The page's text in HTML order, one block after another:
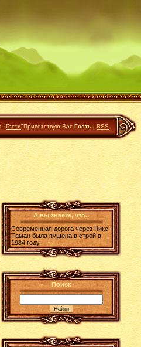
"Гости"Приветствую Вас Гость | RSS
А вы знаете, что..
Современная дорога через Чике-
Таман была пущена в строй в
1984 году
Поиск